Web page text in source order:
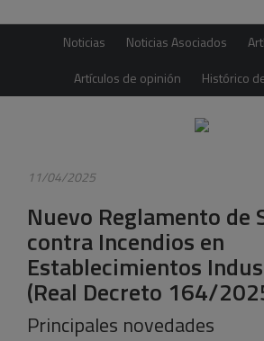
Noticias Noticias Asociados
Artículos de opinión
Histórico
11/04/2025
Nuevo Reglamento de
contra Incendios en
Establecimientos
(Real Decreto 164/
Principales novedades